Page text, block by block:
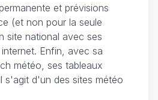
et prévisions
(et non pour la seule
site national avec ses
Enfin, avec sa
météo, ses tableaux
s'agit d'un des sites météo